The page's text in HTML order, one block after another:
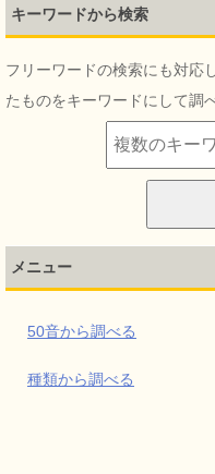
キーワードから検索
フリーワードの検索にも対応
たものをキーワードにして調
メニュー
50音から調べる
種類から調べる